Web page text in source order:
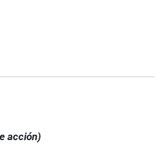
acción)